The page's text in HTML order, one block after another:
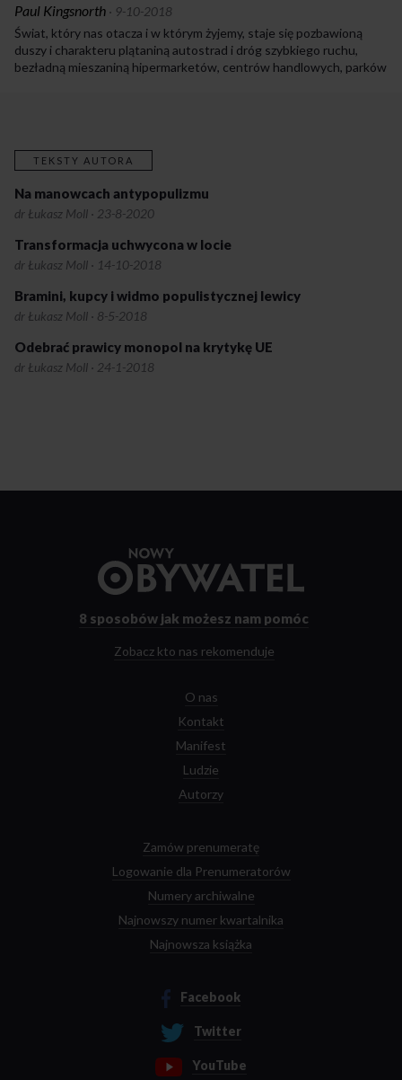
Paul Kingsnorth · 9-10-2018
Świat, który nas otacza i w którym żyjemy, staje się pozbawioną
duszy i charakteru plątaniną autostrad i dróg szybkiego ruchu,
bezładną mieszaniną hipermarketów, centrów handlowych, parków
TEKSTY AUTORA
Na manowcach antypopulizmu
dr Łukasz Moll · 23-8-2020
Transformacja uchwycona w locie
dr Łukasz Moll · 14-10-2018
Bramini, kupcy i widmo populistycznej lewicy
dr Łukasz Moll · 8-5-2018
Odebrać prawicy monopol na krytykę UE
dr Łukasz Moll · 24-1-2018
strony
8 sposobów jak możesz nam pomóc
Zobacz kto nas rekomenduje
O nas
Kontakt
Manifest
Ludzie
Autorzy
Zamów prenumeratę
Logowanie dla Prenumeratorów
Numery archiwalne
Najnowszy numer kwartalnika
Najnowsza książka
Facebook
Twitter
YouTube